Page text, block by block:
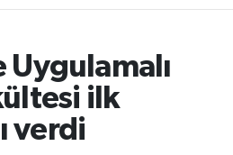
Uygulamalı
ilk
verdi
Haritası
ve Fikstür